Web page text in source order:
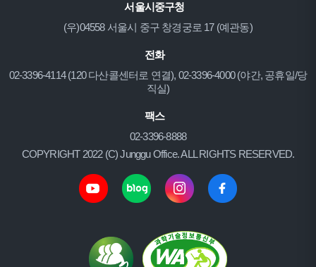
서울시중구청
(우)04558 서울시 중구 창경궁로 17 (예관동)
전화
02-3396-4114 (120 다산콜센터로 연결), 02-3396-4000 (야간, 공휴일/당
직실)
팩스
02-3396-8888
COPYRIGHT 2022 (C) Junggu Office. ALL RIGHTS RESERVED.